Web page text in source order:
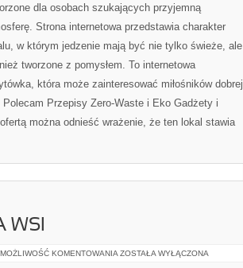
dla osobach szukających przyjemną
Strona internetowa przedstawia charakter
w którym jedzenie mają być nie tylko świeże, ale
tworzone z pomysłem. To internetowa
która może zainteresować miłośników dobrej
Przepisy Zero-Waste i Eko Gadżety i
można odnieść wrażenie, że ten lokal stawia
WSI
MOŻLIWOŚĆ KOMENTOWANIA ŻYCIE
ZOSTAŁA WYŁĄCZONA